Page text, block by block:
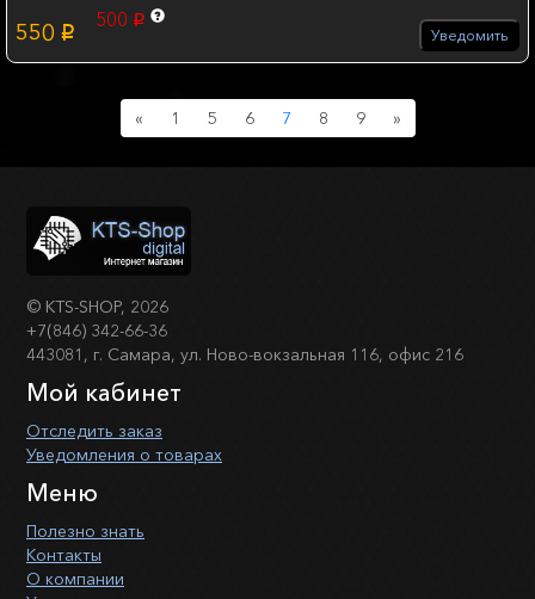
550 p
500 p
Уведомить
«Previous
1 5 6 7 8 9 »Next
© KTS-SHOP, 2026
+7(846) 342-66-36
443081, г. Самара, ул. Ново-вокзальная 116, офис 216
Мой кабинет
Отследить заказ
Уведомления о товарах
Меню
Полезно знать
Контакты
О компании